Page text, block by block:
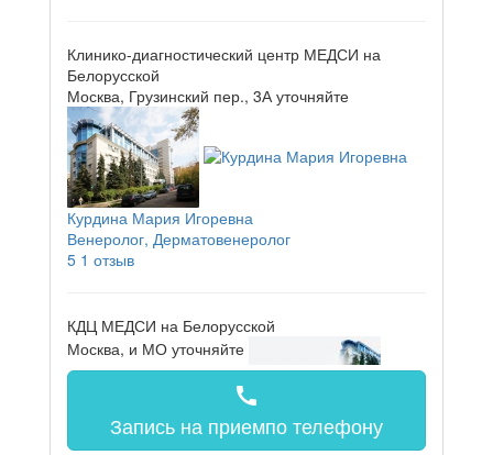
Клинико-диагностический центр МЕДСИ на
Белорусской
Москва, Грузинский пер., 3А уточняйте
Курдина Мария Игоревна
Венеролог, Дерматовенеролог
5 1 отзыв
КДЦ МЕДСИ на Белорусской
Москва, и МО уточняйте
call
Запись на приемпо телефону